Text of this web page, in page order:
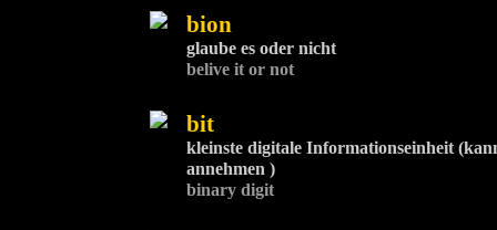
bion
glaube es oder nicht
belive it or not
bit
kleinste digitale Informationseinheit
annehmen )
binary digit